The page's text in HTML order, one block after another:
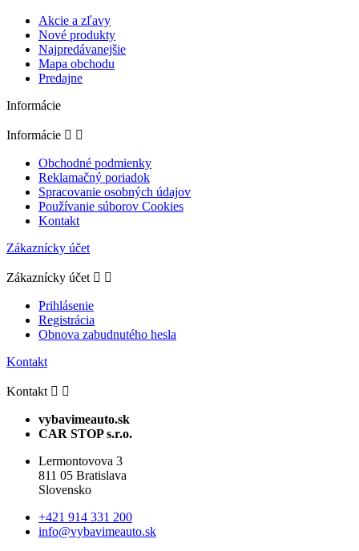
Akcie a zľavy
Nové produkty
Najpredávanejšie
Mapa obchodu
Predajne
Informácie
Informácie  
Obchodné podmienky
Reklamačný poriadok
Spracovanie osobných údajov
Používanie súborov Cookies
Kontakt
Zákaznícky účet
Zákaznícky účet  
Prihlásenie
Registrácia
Obnova zabudnutého hesla
Kontakt
Kontakt  
vybavimeauto.sk
CAR STOP s.r.o.
Lermontovova 3
811 05 Bratislava
Slovensko
+421 914 331 200
info@vybavimeauto.sk